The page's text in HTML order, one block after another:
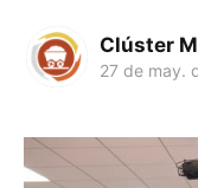
Clúster
27 de may.